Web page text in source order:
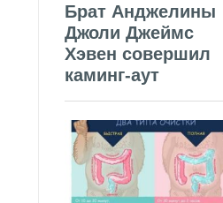
Брат Анджелины
Джоли Джеймс
Хэвен совершил
каминг-аут